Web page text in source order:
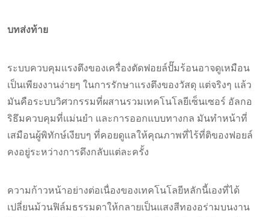
บทส่งท้าย
ระบบควบคุมแรงตึงของเครื่องตัดฟอยล์ปั๊มร้อนอาจดูเหมือน
เป็นเพียงงานง่ายๆ ในการรักษาแรงตึงของวัสดุ แต่จริงๆ แล้ว
มันคือระบบวิศวกรรมที่ผสานรวมเทคโนโลยีเซ็นเซอร์ อัลกอ
ริธึมควบคุมที่แม่นยำ และการออกแบบทางกล มันทำหน้าที่
เสมือนผู้พิทักษ์เงียบๆ ที่คอยดูแลให้คุณภาพที่ไร้ที่ติของฟอยล์
คงอยู่ระหว่างการดึงกลับแต่ละครั้ง
ความก้าวหน้าอย่างต่อเนื่องของเทคโนโลยีหลักนี้เองที่ได้
เปลี่ยนม้วนฟิล์มธรรมดาให้กลายเป็นแสงสีทองอร่ามบนงาน